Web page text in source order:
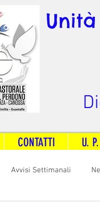
CONTATTI U.
Avvisi Settimanali